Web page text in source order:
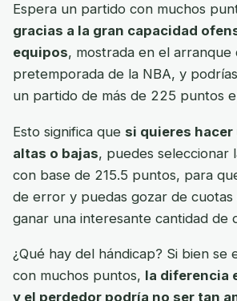
Espera un partido con muchos
gracias a la gran capacidad
equipos, mostrada en el arranque
pretemporada de la NBA, y
un partido de más de 225 puntos
Esto significa que si quieres hacer
altas o bajas, puedes seleccionar
con base de 215.5 puntos, para
de error y puedas gozar de cuotas
ganar una interesante cantidad de
¿Qué hay del hándicap? Si bien se
con muchos puntos, la diferencia
y el perdedor podría no ser tan